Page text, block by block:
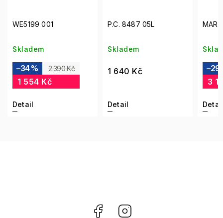
P.C. 8487 05L
Skladem
1 640 Kč
Detail
MARC 235 807
Skladem
–29 %
Detail
2
Facebook